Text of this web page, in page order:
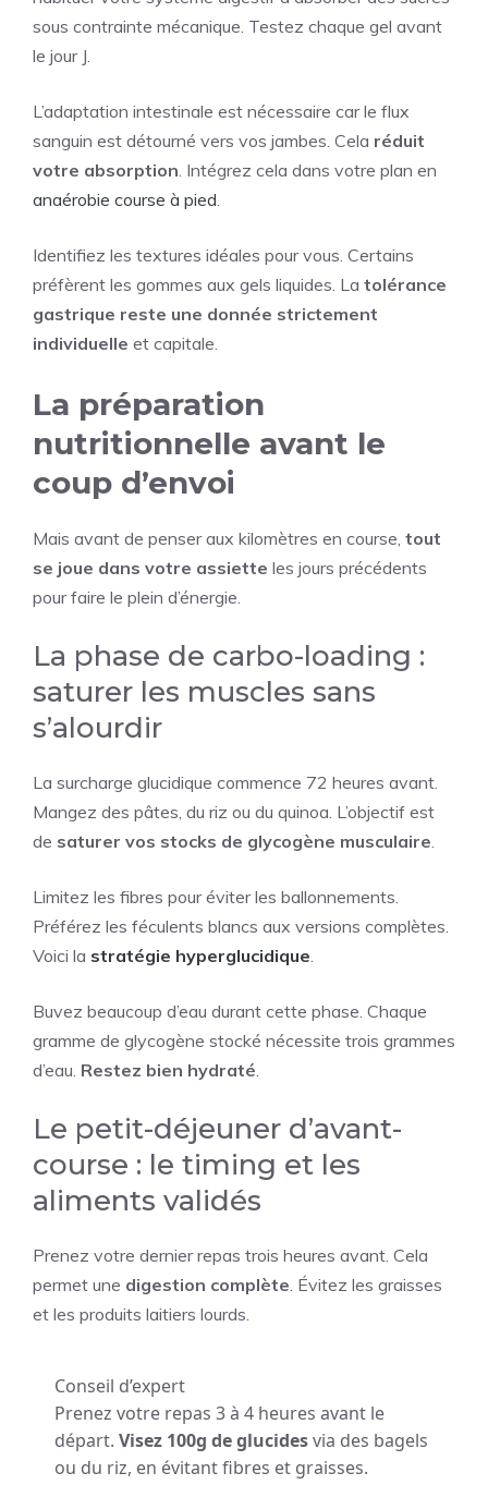
sous contrainte mécanique. Testez chaque gel avant
le jour J.
L’adaptation intestinale est nécessaire car le flux
sanguin est détourné vers vos jambes. Cela réduit
votre absorption. Intégrez cela dans votre plan en
anaérobie course à pied.
Identifiez les textures idéales pour vous. Certains
préfèrent les gommes aux gels liquides. La tolérance
gastrique reste une donnée strictement
individuelle et capitale.
La préparation
nutritionnelle avant le
coup d’envoi
Mais avant de penser aux kilomètres en course, tout
se joue dans votre assiette les jours précédents
pour faire le plein d’énergie.
La phase de carbo-loading :
saturer les muscles sans
s’alourdir
La surcharge glucidique commence 72 heures avant.
Mangez des pâtes, du riz ou du quinoa. L’objectif est
de saturer vos stocks de glycogène musculaire.
Limitez les fibres pour éviter les ballonnements.
Préférez les féculents blancs aux versions complètes.
Voici la stratégie hyperglucidique.
Buvez beaucoup d’eau durant cette phase. Chaque
gramme de glycogène stocké nécessite trois grammes
d’eau. Restez bien hydraté.
Le petit-déjeuner d’avant-
course : le timing et les
aliments validés
Prenez votre dernier repas trois heures avant. Cela
permet une digestion complète. Évitez les graisses
et les produits laitiers lourds.
Conseil d’expert
Prenez votre repas 3 à 4 heures avant le
départ. Visez 100g de glucidesvia des bagels
ou du riz, en évitant fibres et graisses.